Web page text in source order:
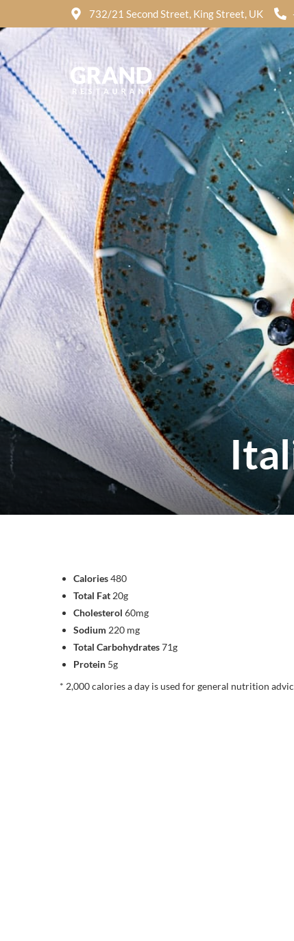
732/21 Second Street, King Street, UK
Calories480
Total Fat 20g
Cholesterol 60mg
Sodium 220 mg
Total Carbohydrates71g
Protein 5g
* 2,000 calories a day is used for general nutrition